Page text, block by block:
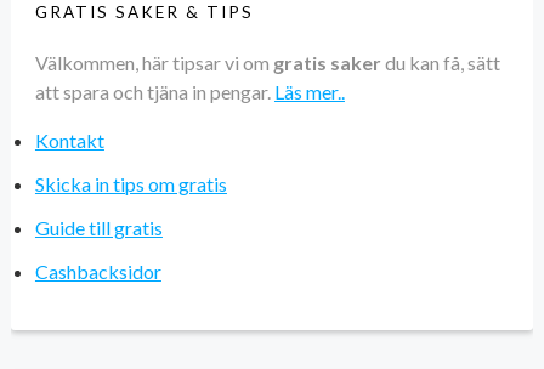
GRATIS SAKER & TIPS
Välkommen, här tipsar vi om gratis saker du kan få, sätt
att spara och tjäna in pengar. Läs mer..
Kontakt
Skicka in tips om gratis
Guide till gratis
Cashbacksidor